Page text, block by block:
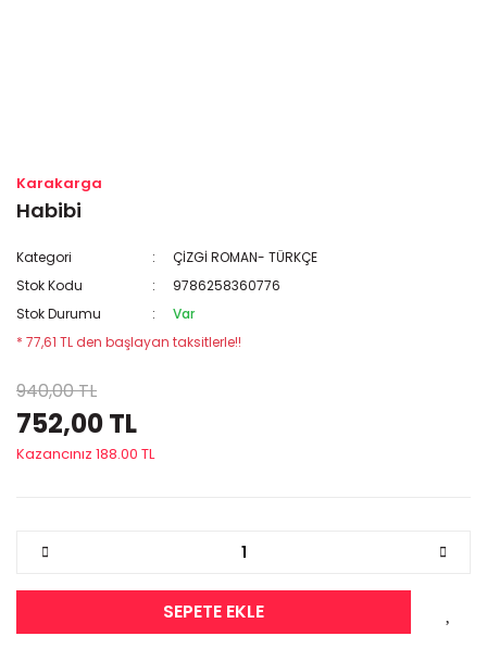
Karakarga
Habibi
Kategori
ÇİZGİ ROMAN- TÜRKÇE
Stok Kodu
9786258360776
Stok Durumu
Var
* 77,61 TL den başlayan taksitlerle!!
940,00 TL
752,00 TL
Kazancınız 188.00 TL
SEPETE EKLE